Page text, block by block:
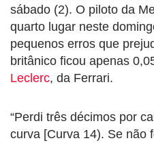
sábado (2). O piloto da
quarto lugar neste
pequenos erros que
britânico ficou apenas
Leclerc, da Ferrari.
“Perdi três décimos por
curva [Curva 14). Se não